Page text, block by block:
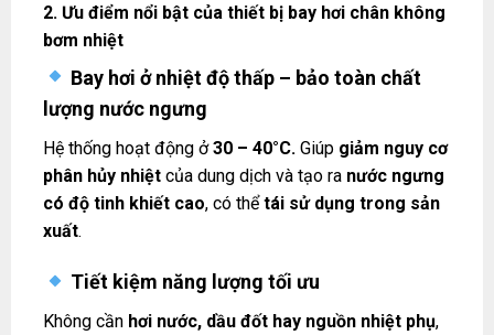
2. Ưu điểm nổi bật của thiết bị bay hơi chân không
bơm nhiệt
Bay hơi ở nhiệt độ thấp – bảo toàn chất
lượng nước ngưng
Hệ thống hoạt động ở30 – 40°C. Giúp giảm nguy cơ
phân hủy nhiệt của dung dịch và tạo ra nước ngưng
có độ tinh khiết cao, có thểtái sử dụng trong sản
xuất.
Tiết kiệm năng lượng tối ưu
Không cần hơi nước, dầu đốt hay nguồn nhiệt phụ,